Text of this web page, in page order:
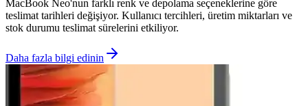
MacBook Neo'nun farklı renk ve depolama seçeneklerine göre
teslimat tarihleri değişiyor. Kullanıcı tercihleri, üretim miktarları ve
stok durumu teslimat sürelerini etkiliyor.
Daha fazla bilgi edinin